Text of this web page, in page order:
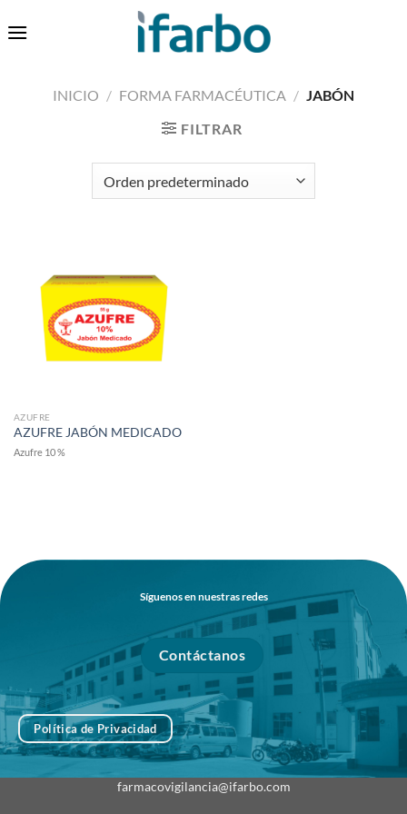
al
INICIO / FORMA FARMACÉUTICA / JABÓN
FILTRAR
AZUFRE
AZUFRE JABÓN MEDICADO
Azufre 10 %
Síguenos en nuestras redes
Contáctanos
Política de Privacidad
farmacovigilancia@ifarbo.com